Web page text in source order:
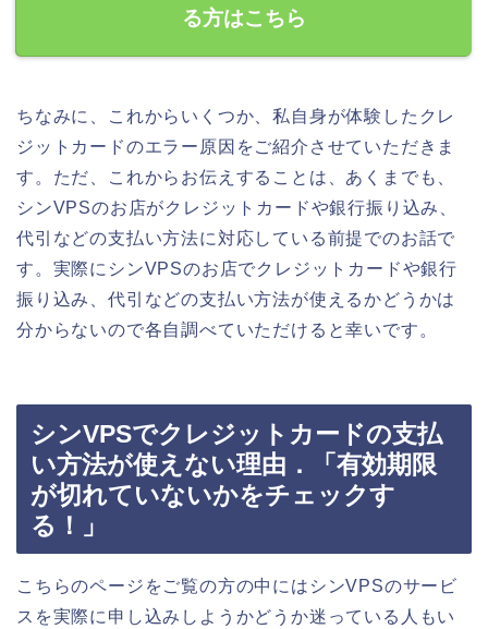
る方はこちら
ちなみに、これからいくつか、私自身が体験したクレ
ジットカードのエラー原因をご紹介させていただきま
す。ただ、これからお伝えすることは、あくまでも、
シンVPSのお店がクレジットカードや銀行振り込み、
代引などの支払い方法に対応している前提でのお話で
す。実際にシンVPSのお店でクレジットカードや銀行
振り込み、代引などの支払い方法が使えるかどうかは
分からないので各自調べていただけると幸いです。
シンVPSでクレジットカードの支払
い方法が使えない理由．「有効期限
が切れていないかをチェックす
る！」
こちらのページをご覧の方の中にはシンVPSのサービ
スを実際に申し込みしようかどうか迷っている人もい